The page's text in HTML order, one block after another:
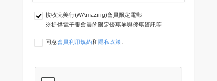
接收完美行(WAmazing)會員限定電郵
※提供電子報會員的限定優惠券與優惠資訊等
同意會員利用規約和隱私政策.